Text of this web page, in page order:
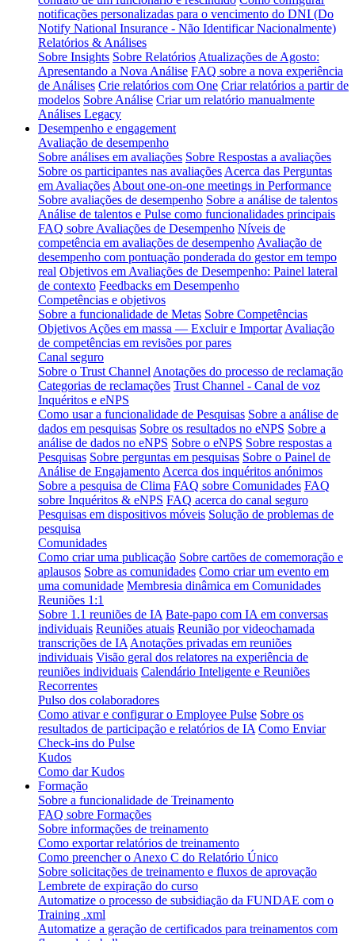
notificações personalizadas para o vencimento do DNI (Do
Notify National Insurance - Não Identificar Nacionalmente)
Relatórios & Análises
Sobre Insights Sobre Relatórios Atualizações de Agosto:
Apresentando a Nova Análise FAQ sobre a nova experiência
de Análises Crie relatórios com One Criar relatórios a partir de
modelos Sobre Análise Criar um relatório manualmente
Análises Legacy
Desempenho e engagement
Avaliação de desempenho
Sobre análises em avaliações Sobre Respostas a avaliações
Sobre os participantes nas avaliações Acerca das Perguntas
em Avaliações About one-on-one meetings in Performance
Sobre avaliações de desempenho Sobre a análise de talentos
Análise de talentos e Pulse como funcionalidades principais
FAQ sobre Avaliações de Desempenho Níveis de
competência em avaliações de desempenho Avaliação de
desempenho com pontuação ponderada do gestor em tempo
real Objetivos em Avaliações de Desempenho: Painel lateral
de contexto Feedbacks em Desempenho
Competências e objetivos
Sobre a funcionalidade de Metas Sobre Competências
Objetivos Ações em massa — Excluir e Importar Avaliação
de competências em revisões por pares
Canal seguro
Sobre o Trust Channel Anotações do processo de reclamação
Categorias de reclamações Trust Channel - Canal de voz
Inquéritos e eNPS
Como usar a funcionalidade de Pesquisas Sobre a análise de
dados em pesquisas Sobre os resultados no eNPS Sobre a
análise de dados no eNPS Sobre o eNPS Sobre respostas a
Pesquisas Sobre perguntas em pesquisas Sobre o Painel de
Análise de Engajamento Acerca dos inquéritos anónimos
Sobre a pesquisa de Clima FAQ sobre Comunidades FAQ
sobre Inquéritos & eNPS FAQ acerca do canal seguro
Pesquisas em dispositivos móveis Solução de problemas de
pesquisa
Comunidades
Como criar uma publicação Sobre cartões de comemoração e
aplausos Sobre as comunidades Como criar um evento em
uma comunidade Membresia dinâmica em Comunidades
Reuniões 1:1
Sobre 1.1 reuniões de IA Bate-papo com IA em conversas
individuais Reuniões atuais Reunião por videochamada
transcrições de IA Anotações privadas em reuniões
individuais Visão geral dos relatores na experiência de
reuniões individuais Calendário Inteligente e Reuniões
Recorrentes
Pulso dos colaboradores
Como ativar e configurar o Employee Pulse Sobre os
resultados de participação e relatórios de IA Como Enviar
Check-ins do Pulse
Kudos
Como dar Kudos
Formação
Sobre a funcionalidade de Treinamento
FAQ sobre Formações
Sobre informações de treinamento
Como exportar relatórios de treinamento
Como preencher o Anexo C do Relatório Único
Sobre solicitações de treinamento e fluxos de aprovação
Lembrete de expiração do curso
Automatize o processo de subsidiação da FUNDAE com o
Training .xml
Automatize a geração de certificados para treinamentos com